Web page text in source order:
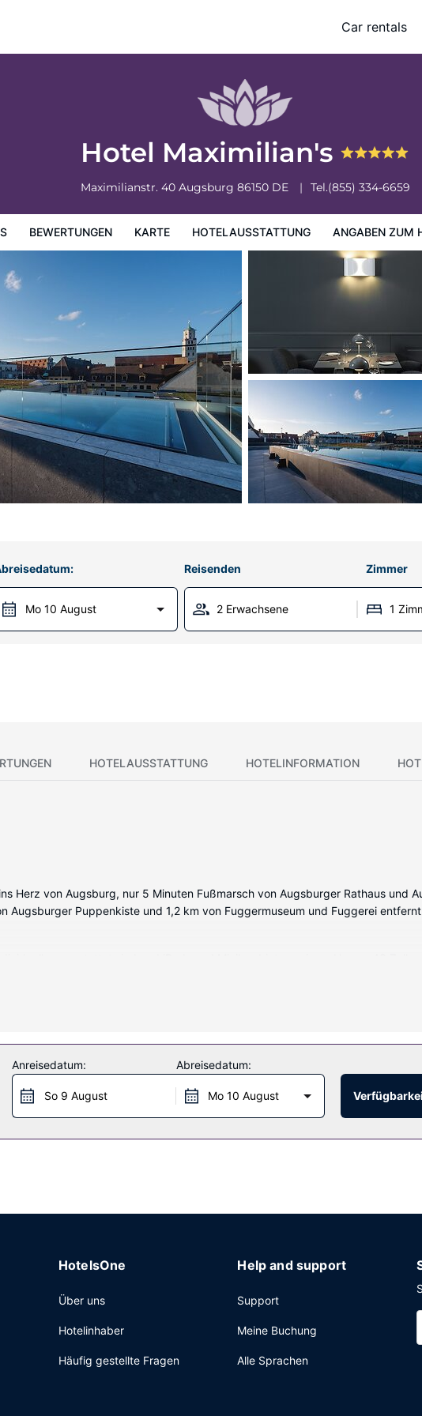
Car rentals
Hotel Maximilian's
Maximilianstr. 40 Augsburg 86150 DE Tel.(855) 334-6659
BEWERTUNGEN KARTE HOTELAUSSTATTUNG ANGABEN ZUM
Mo 10 August
Reisenden Zimmer
2 Erwachsene 1
HOTELAUSSTATTUNG HOTELINFORMATION
Herz von Augsburg, nur 5 Minuten Fußmarsch von Augsburger Rathaus und
Augsburger Puppenkiste und 1,2 km von Fuggermuseum und Fuggerei
steht ein WLAN-Internetzugang (kostenlos) zur Verfgung. Die Badezimmer
Sauna und Fitnessmöglichkeiten. Kostenloses WLAN, ein Concierge-
der Bar/Lounge ausklingen. Gegen Gebühr wird täglich von 06:30 Uhr bis 10:30
Anreisedatum:
So 9 August
Abreisedatum:
Mo 10 August
HotelsOne
Über uns
Hotelinhaber
Häufig gestellte Fragen
Help and support
Support
Meine Buchung
Alle Sprachen